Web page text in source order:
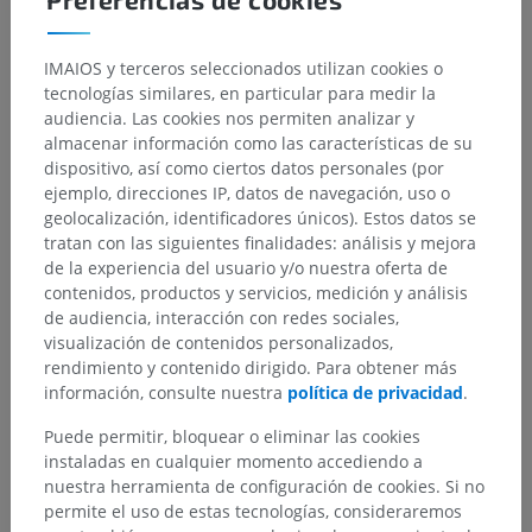
Jerarquía anatómica
IMAIOS y terceros seleccionados utilizan cookies o
tecnologías similares, en particular para medir la
audiencia. Las cookies nos permiten analizar y
almacenar información como las características de su
dispositivo, así como ciertos datos personales (por
ejemplo, direcciones IP, datos de navegación, uso o
geolocalización, identificadores únicos). Estos datos se
tratan con las siguientes finalidades: análisis y mejora
de la experiencia del usuario y/o nuestra oferta de
contenidos, productos y servicios, medición y análisis
de audiencia, interacción con redes sociales,
visualización de contenidos personalizados,
rendimiento y contenido dirigido. Para obtener más
información, consulte nuestra política de privacidad.
Puede permitir, bloquear o eliminar las cookies
instaladas en cualquier momento accediendo a
nuestra herramienta de configuración de cookies. Si no
permite el uso de estas tecnologías, consideraremos